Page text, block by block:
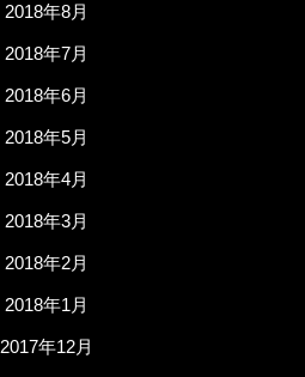
2018年8月
2018年7月
2018年6月
2018年5月
2018年4月
2018年3月
2018年2月
2018年1月
2017年12月